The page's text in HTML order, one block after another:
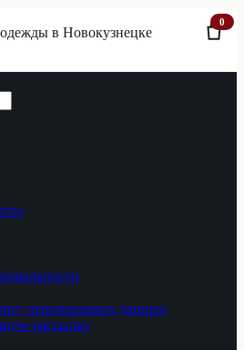
0
персональных данных
рассылку